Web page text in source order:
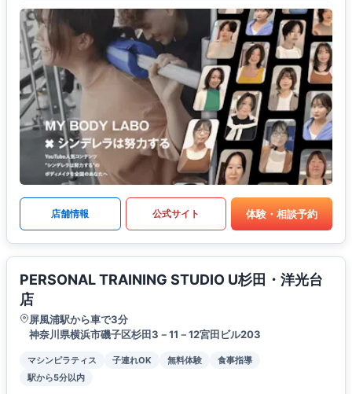
店舗情報 公式サイト 体験・相談予約
PERSONAL TRAINING STUDIO U杉田・洋光台
店
屏風浦駅から車で3分
神奈川県横浜市磯子区杉田3－11－12宮田ビル203
マシンピラティス 子連れOK 無料体験
食事指導
駅から5分以内